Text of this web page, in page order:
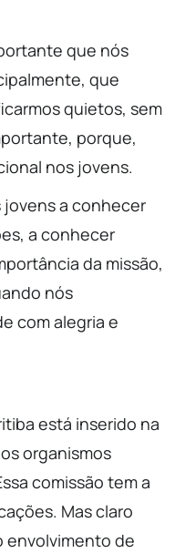
que nós
que
quietos, sem
porque,
nos jovens.
jovens a conhecer
a conhecer
da missão,
nós
com alegria e
está inserido na
organismos
comissão tem a
Mas claro
envolvimento de